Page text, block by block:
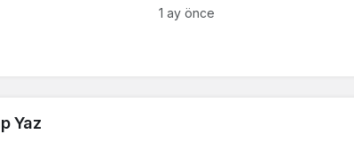
1 ay önce
Yaz